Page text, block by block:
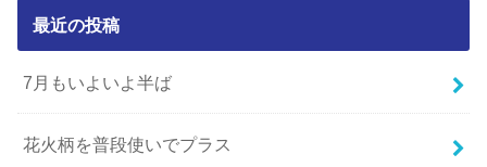
最近の投稿
7月もいよいよ半ば
花火柄を普段使いでプラス